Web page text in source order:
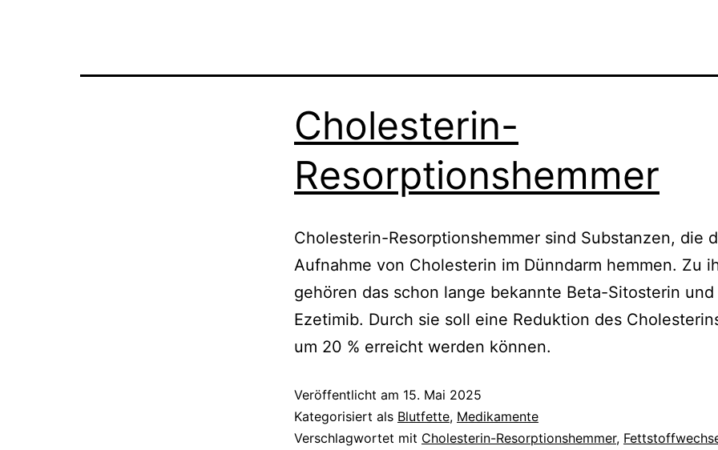
Cholesterin-
Resorptionshemmer
Cholesterin-Resorptionshemmer sind Substanzen, die
Aufnahme von Cholesterin im Dünndarm hemmen. Zu
gehören das schon lange bekannte Beta-Sitosterin und
Ezetimib. Durch sie soll eine Reduktion des
um 20 % erreicht werden können.
Veröffentlicht am 15. Mai 2025
Kategorisiert als Blutfette, Medikamente
Verschlagwortet mit Cholesterin-Resorptionshemmer,